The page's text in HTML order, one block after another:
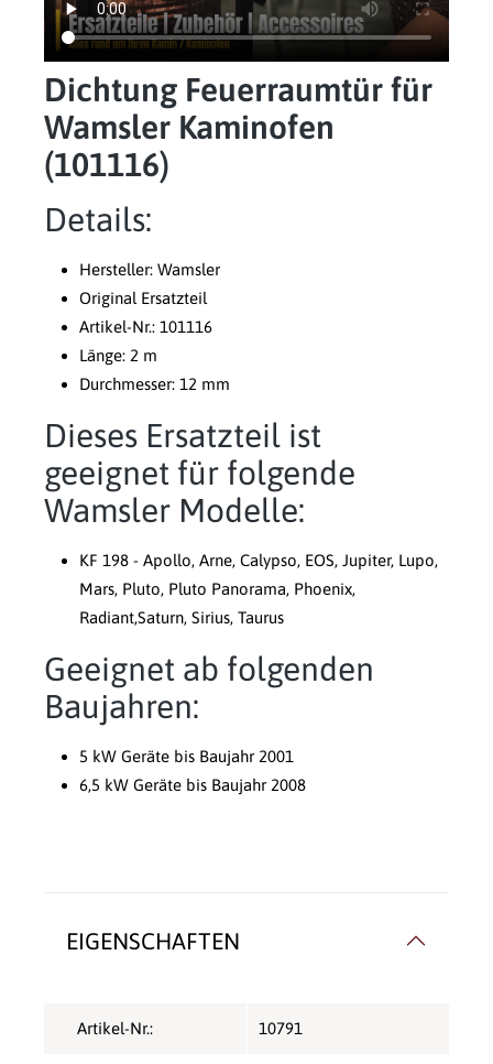
Dichtung Feuerraumtür für
Wamsler Kaminofen
(101116)
Details:
Hersteller: Wamsler
Original Ersatzteil
Artikel-Nr.: 101116
Länge: 2 m
Durchmesser: 12 mm
Dieses Ersatzteil ist
geeignet für folgende
Wamsler Modelle:
KF 198 - Apollo, Arne, Calypso, EOS, Jupiter, Lupo,
Mars, Pluto, Pluto Panorama, Phoenix,
Radiant,Saturn, Sirius, Taurus
Geeignet ab folgenden
Baujahren:
5 kW Geräte bis Baujahr 2001
6,5 kW Geräte bis Baujahr 2008
EIGENSCHAFTEN
Artikel-Nr.: 10791